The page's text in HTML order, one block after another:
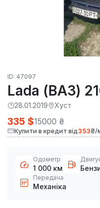
ID: 47097
Lada (ВАЗ)
28.01.2019 Хуст
335 $15000 ₴
Купити в кредит від353₴/
Одометр
1 000 км
Передача
Механіка